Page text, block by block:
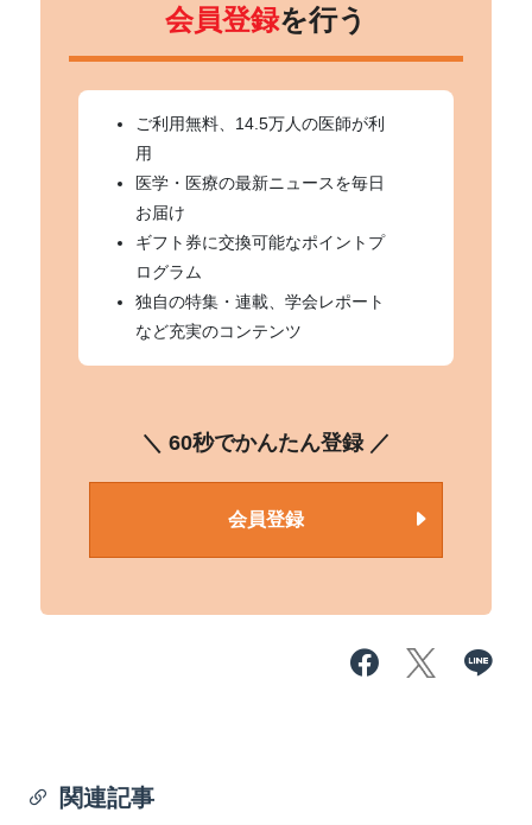
会員登録を行う
ご利用無料、14.5万人の医師が利
用
医学・医療の最新ニュースを毎日
お届け
ギフト券に交換可能なポイントプ
ログラム
独自の特集・連載、学会レポート
など充実のコンテンツ
＼ 60秒でかんたん登録 ／
会員登録
関連記事